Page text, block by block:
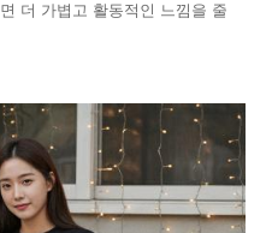
더 가볍고 활동적인 느낌을 줄